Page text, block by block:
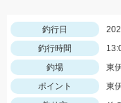
釣行日
釣行時間
釣場
東
ポイント
東